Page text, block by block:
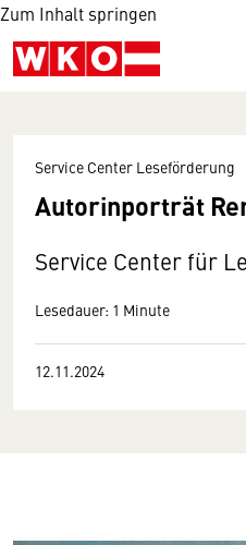
Zum Inhalt springen
Service Center Leseförderung
Autorinporträt
Service Center für
Lesedauer: 1 Minute
12.11.2024